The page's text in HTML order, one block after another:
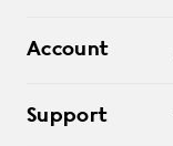
コンタクトレンズ
アクセサリー
オンラインショップ
Account
ログアウト
Support